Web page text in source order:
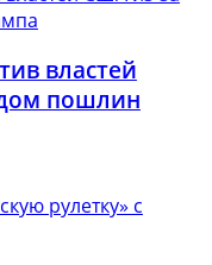
властей
пошлин